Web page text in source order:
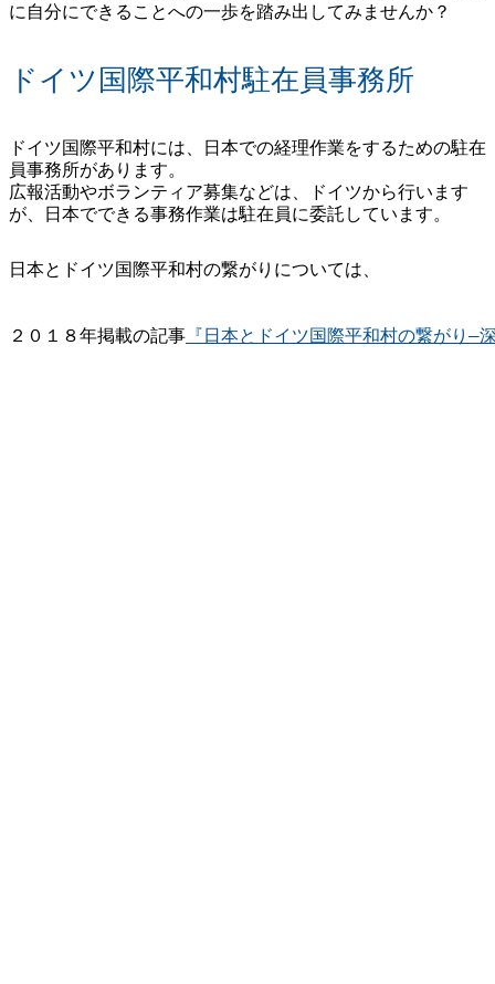
に自分にできることへの一歩を踏み出してみませんか？
ドイツ国際平和村駐在員事務所
ドイツ国際平和村には、日本での経理作業をするための駐在
員事務所があります。
広報活動やボランティア募集などは、ドイツから行います
が、日本でできる事務作業は駐在員に委託しています。
２０１８年掲載の記事 『日本とドイツ国際平和村の繋がり―